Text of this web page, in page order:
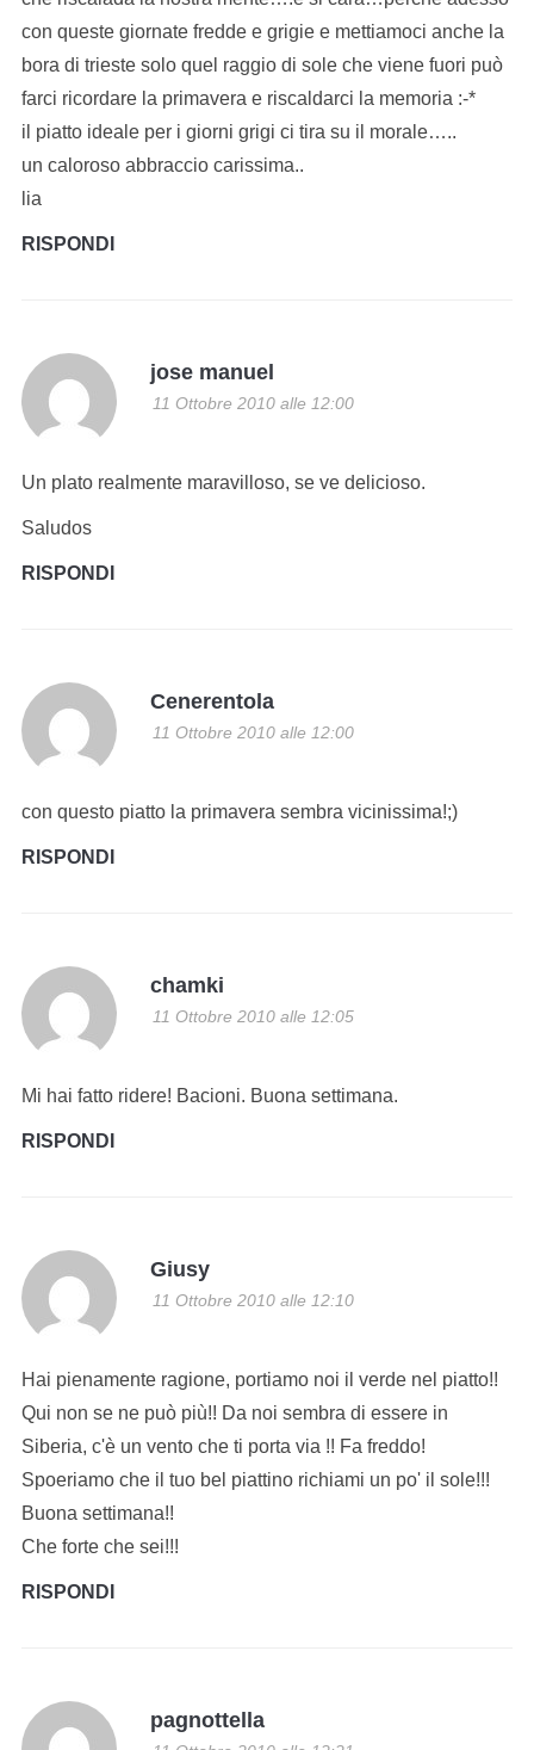
con queste giornate fredde e grigie e mettiamoci anche la
bora di trieste solo quel raggio di sole che viene fuori può
farci ricordare la primavera e riscaldarci la memoria :-*
il piatto ideale per i giorni grigi ci tira su il morale…..
un caloroso abbraccio carissima..
lia
RISPONDI
jose manuel
11 Ottobre 2010 alle 12:00
Un plato realmente maravilloso, se ve delicioso.
Saludos
RISPONDI
Cenerentola
11 Ottobre 2010 alle 12:00
con questo piatto la primavera sembra vicinissima!;)
RISPONDI
chamki
11 Ottobre 2010 alle 12:05
Mi hai fatto ridere! Bacioni. Buona settimana.
RISPONDI
Giusy
11 Ottobre 2010 alle 12:10
Hai pienamente ragione, portiamo noi il verde nel piatto!!
Qui non se ne può più!! Da noi sembra di essere in
Siberia, c'è un vento che ti porta via !! Fa freddo!
Spoeriamo che il tuo bel piattino richiami un po' il sole!!!
Buona settimana!!
Che forte che sei!!!
RISPONDI
pagnottella